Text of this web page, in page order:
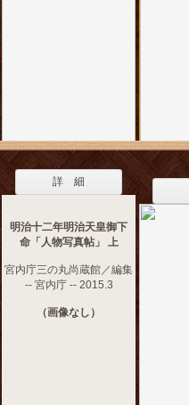
詳 細
明治十二年明治天皇御下
命「人物写真帖」 上
宮内庁三の丸尚蔵館／編集
-- 宮内庁 -- 2015.3
（画像なし）